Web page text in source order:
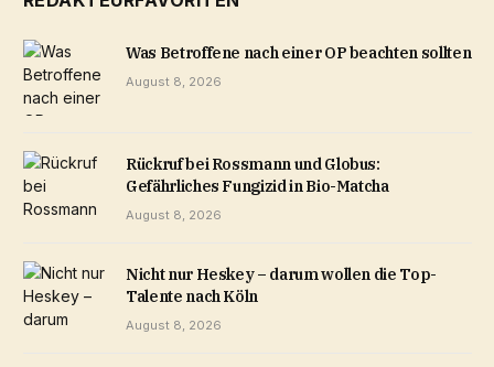
Was Betroffene nach einer OP beachten sollten
August 8, 2026
Rückruf bei Rossmann und Globus:
Gefährliches Fungizid in Bio-Matcha
August 8, 2026
Nicht nur Heskey – darum wollen die Top-
Talente nach Köln
August 8, 2026